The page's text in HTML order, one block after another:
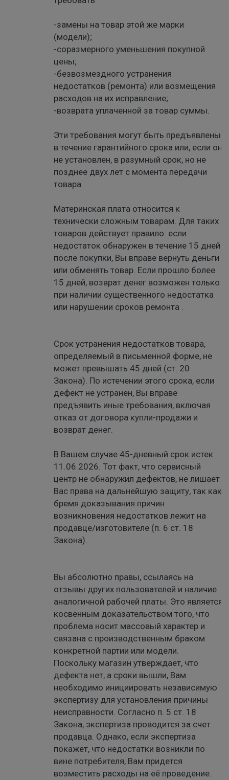
-замены на товар этой же марки
(модели);
-соразмерного уменьшения покупной
цены;
-безвозмездного устранения
недостатков (ремонта) или возмещения
расходов на их исправление;
-возврата уплаченной за товар суммы.
Эти требования могут быть предъявлены
в течение гарантийного срока или, если он
не установлен, в разумный срок, но не
позднее двух лет с момента передачи
товара.
Материнская плата относится к
технически сложным товарам. Для таких
товаров действует правило: если
недостаток обнаружен в течение 15 дней
после покупки, Вы вправе вернуть деньги
или обменять товар. Если прошло более
15 дней, возврат денег возможен только
при наличии существенного недостатка
или нарушении сроков ремонта .
Срок устранения недостатков товара,
определяемый в письменной форме, не
может превышать 45 дней (ст. 20
Закона). По истечении этого срока, если
дефект не устранен, Вы вправе
предъявить иные требования, включая
отказ от договора купли-продажи и
возврат денег.
В Вашем случае 45-дневный срок истек
11.06.2026. Тот факт, что сервисный
центр не обнаружил дефектов, не лишает
Вас права на дальнейшую защиту, так как
бремя доказывания причин
возникновения недостатков лежит на
продавце/изготовителе (п. 6 ст. 18
Закона).
Вы абсолютно правы, ссылаясь на
отзывы других пользователей и наличие
аналогичной рабочей платы. Это является
косвенным доказательством того, что
проблема носит массовый характер и
связана с производственным браком
конкретной партии или модели.
Поскольку магазин утверждает, что
дефекта нет, а сроки вышли, Вам
необходимо инициировать независимую
экспертизу для установления причины
неисправности. Согласно п. 5 ст. 18
Закона, экспертиза проводится за счет
продавца. Однако, если экспертиза
покажет, что недостатки возникли по
вине потребителя, Вам придется
возместить расходы на её проведение.